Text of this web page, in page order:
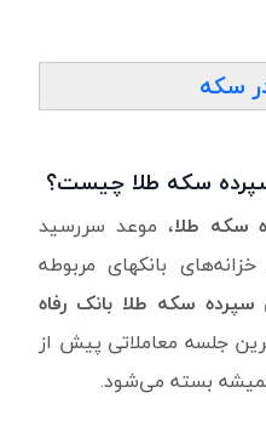
سکه
سکه طلا چیست؟
سکه طلا، موعد سررسید
بانکهای مربوطه
سکه طلا بانک رفاه
پایان آخرین جلسه معاملاتی پیش از